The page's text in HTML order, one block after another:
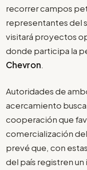
recorrer campos
representantes del
visitará proyectos
donde participa la
Chevron.
Autoridades de
acercamiento
cooperación que
comercialización
prevé que, con
del país registren